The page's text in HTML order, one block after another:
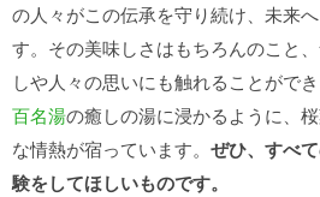
の人々がこの伝承を守り続け、未来
す。その美味しさはもちろんのこと
しや人々の思いにも触れることができ
百名湯の癒しの湯に浸かるように、
な情熱が宿っています。 ぜひ、すべ
験をしてほしいものです。